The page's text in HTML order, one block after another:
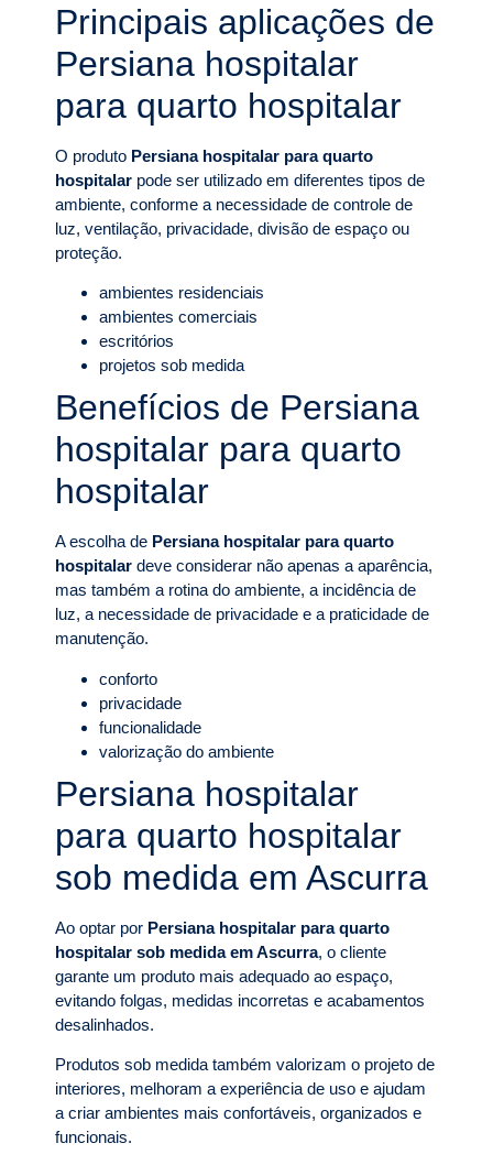
Principais aplicações de
Persiana hospitalar
para quarto hospitalar
O produto Persiana hospitalar para quarto
hospitalar pode ser utilizado em diferentes tipos de
ambiente, conforme a necessidade de controle de
luz, ventilação, privacidade, divisão de espaço ou
proteção.
ambientes residenciais
ambientes comerciais
escritórios
projetos sob medida
Benefícios de Persiana
hospitalar para quarto
hospitalar
A escolha de Persiana hospitalar para quarto
hospitalar deve considerar não apenas a aparência,
mas também a rotina do ambiente, a incidência de
luz, a necessidade de privacidade e a praticidade de
manutenção.
conforto
privacidade
funcionalidade
valorização do ambiente
Persiana hospitalar
para quarto hospitalar
sob medida em Ascurra
Ao optar por Persiana hospitalar para quarto
hospitalar sob medida em Ascurra, o cliente
garante um produto mais adequado ao espaço,
evitando folgas, medidas incorretas e acabamentos
desalinhados.
Produtos sob medida também valorizam o projeto de
interiores, melhoram a experiência de uso e ajudam
a criar ambientes mais confortáveis, organizados e
funcionais.